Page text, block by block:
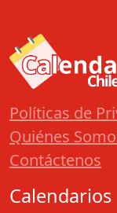
Políticas de
Quiénes
Contáctenos
Calendarios